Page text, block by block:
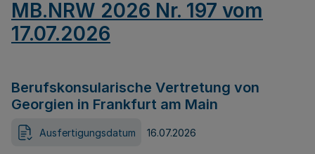
MB.NRW 2026 Nr. 197 vom
17.07.2026
Berufskonsularische Vertretung von
Georgien in Frankfurt am Main
Ausfertigungsdatum 16.07.2026